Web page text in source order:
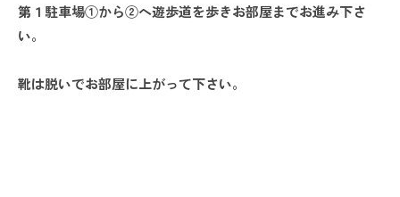
第１駐車場①から②へ遊歩道を歩きお部屋までお進み下さ
い。
靴は脱いでお部屋に上がって下さい。